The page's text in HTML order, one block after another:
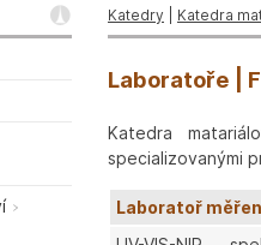
Katedry Katedra
Laboratoře |
Katedra
specializovanými
Laboratoř